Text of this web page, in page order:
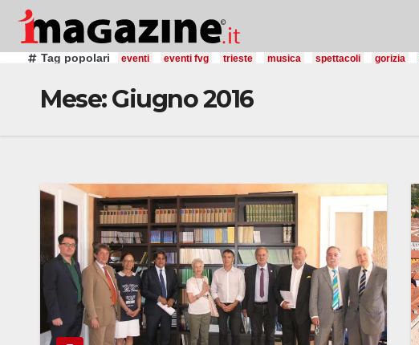
contenuto
Tag popolari eventi eventi fvg trieste musica spettacoli gorizia
Mese:Giugno 2016